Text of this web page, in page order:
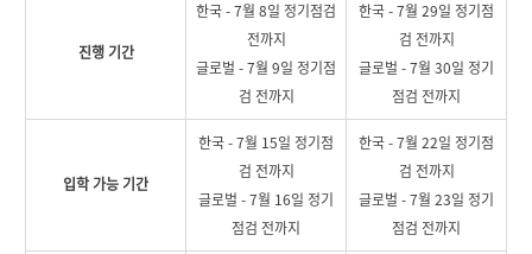
진행 기간
한국 - 7월 8일 정기점검
전까지
글로벌 - 7월 9일 정기점
검 전까지
한국 - 7월 29일 정기점
검 전까지
글로벌 - 7월 30일 정기
점검 전까지
입학 가능 기간
한국 - 7월 15일 정기점
검 전까지
글로벌 - 7월 16일 정기
점검 전까지
한국 - 7월 22일 정기점
검 전까지
글로벌 - 7월 23일 정기
점검 전까지